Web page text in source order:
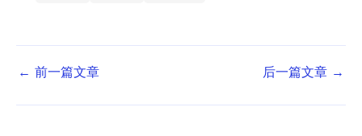
← 前一篇文章 后一篇文章 →